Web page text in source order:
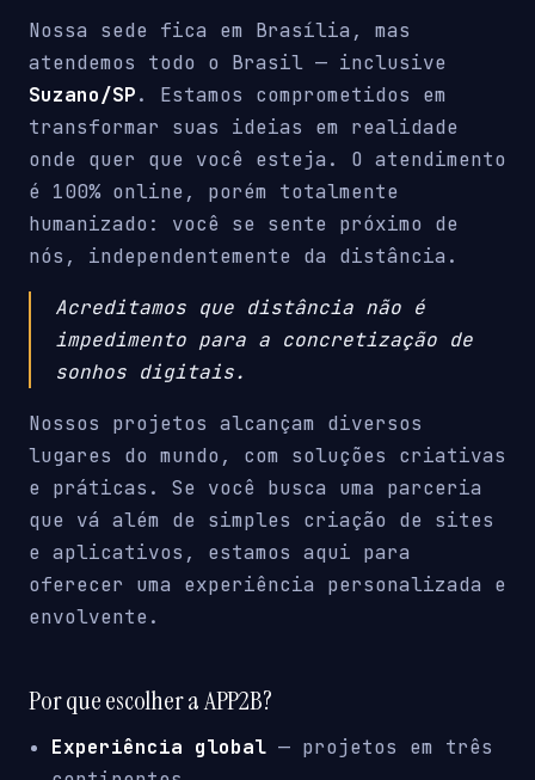
Nossa sede fica em Brasília, mas
atendemos todo o Brasil — inclusive
Suzano/SP. Estamos comprometidos em
transformar suas ideias em realidade
onde quer que você esteja. O atendimento
é 100% online, porém totalmente
humanizado: você se sente próximo de
nós, independentemente da distância.
Acreditamos que distância não é
impedimento para a concretização de
sonhos digitais.
Nossos projetos alcançam diversos
lugares do mundo, com soluções criativas
e práticas. Se você busca uma parceria
que vá além de simples criação de sites
e aplicativos, estamos aqui para
oferecer uma experiência personalizada e
envolvente.
Por que escolher a APP2B?
Experiência global — projetos em três